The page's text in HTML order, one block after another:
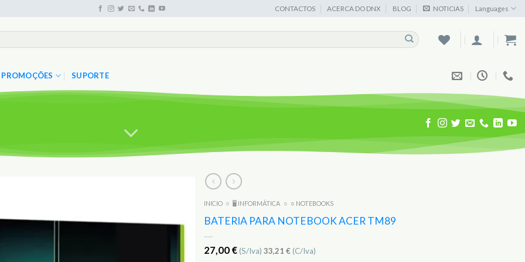
CONTACTOS ACERCA DO DNX BLOG NOTICIAS Languages
PROMOÇÕES SUPORTE
Favoritos
INICIO ○ 🖥️ INFORMÁTICA ○ ○ NOTEBOOKS
BATERIA PARA NOTEBOOK ACER TM89
27,00 € (S/Iva) 33,21 € (C/Iva)